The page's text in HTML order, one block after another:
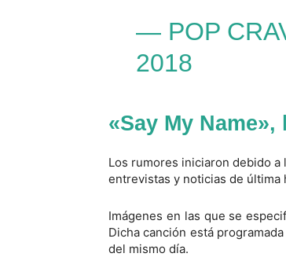
— POP
2018
«Say My
Los rumores iniciaron debido
entrevistas y noticias de última
Imágenes en las que se
Dicha canción está
del mismo día.